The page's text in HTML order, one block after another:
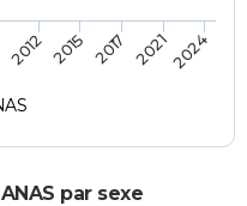
2012 2015 2017 20212024
par sexe